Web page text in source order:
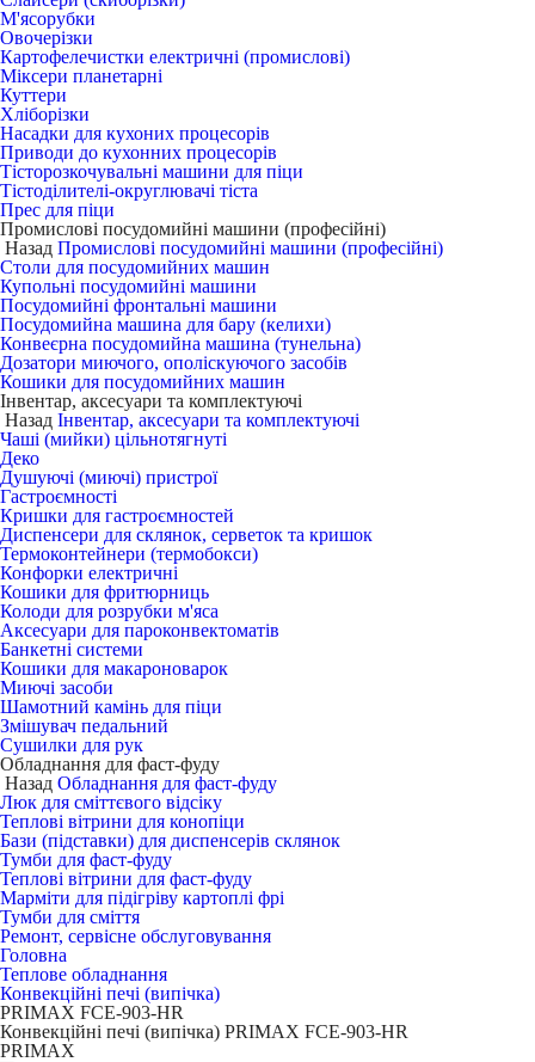
М'ясорубки
Овочерізки
Картофелечистки електричні (промислові)
Міксери планетарні
Куттери
Хліборізки
Насадки для кухоних процесорів
Приводи до кухонних процесорів
Тісторозкочувальні машини для піци
Тістоділителі-округлювачі тіста
Прес для піци
Промислові посудомийні машини (професійні)
Назад Промислові посудомийні машини (професійні)
Столи для посудомийних машин
Купольні посудомийні машини
Посудомийні фронтальні машини
Посудомийна машина для бару (келихи)
Конвеєрна посудомийна машина (тунельна)
Дозатори миючого, ополіскуючого засобів
Кошики для посудомийних машин
Інвентар, аксесуари та комплектуючі
Назад Інвентар, аксесуари та комплектуючі
Чаші (мийки) цільнотягнуті
Деко
Душуючі (миючі) пристрої
Гастроємності
Кришки для гастроємностей
Диспенсери для склянок, серветок та кришок
Термоконтейнери (термобокси)
Конфорки електричні
Кошики для фритюрниць
Колоди для розрубки м'яса
Аксесуари для пароконвектоматів
Банкетні системи
Кошики для макароноварок
Миючі засоби
Шамотний камінь для піци
Змішувач педальний
Сушилки для рук
Обладнання для фаст-фуду
Назад Обладнання для фаст-фуду
Люк для сміттєвого відсіку
Теплові вітрини для конопіци
Бази (підставки) для диспенсерів склянок
Тумби для фаст-фуду
Теплові вітрини для фаст-фуду
Марміти для підігріву картоплі фрі
Тумби для сміття
Ремонт, сервісне обслуговування
Головна
Теплове обладнання
Конвекційні печі (випічка)
PRIMAX FСE-903-HR
Конвекційні печі (випічка) PRIMAX FСE-903-HR
PRIMAX